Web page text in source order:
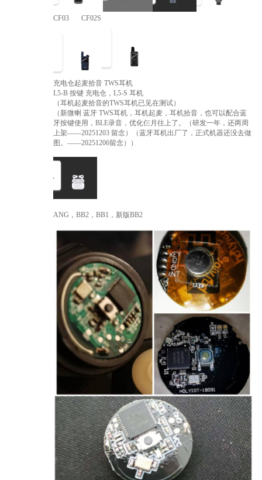
CF03 CF02S
充电仓起麦拾音 TWS耳机
L5-B 按键 充电仓，L5-S 耳机
（耳机起麦拾音的TWS耳机已见在测试）
（新微喇 蓝牙 TWS耳机，耳机起麦，耳机拾音，也可以配合蓝
牙按键使用，BLE录音，优化仨月往上了。（研发一年，还两周
上架——20251203 留念）（蓝牙耳机出厂了，正式机器还没去做
图。——20251206留念））
ANG，BB2，BB1，新版BB2